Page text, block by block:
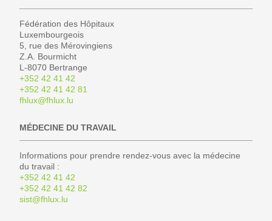
Fédération des Hôpitaux
Luxembourgeois
5, rue des Mérovingiens
Z.A. Bourmicht
L-8070 Bertrange
+352 42 41 42
+352 42 41 42 81
fhlux@fhlux.lu
MÉDECINE DU TRAVAIL
Informations pour prendre rendez-vous avec la médecine
du travail :
+352 42 41 42
+352 42 41 42 82
sist@fhlux.lu